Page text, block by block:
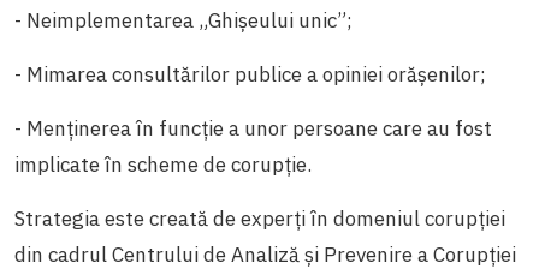
- Neimplementarea „Ghișeului unic”;
- Mimarea consultărilor publice a opiniei orășenilor;
- Menținerea în funcție a unor persoane care au fost
implicate în scheme de corupție.
Strategia este creată de experți în domeniul corupției
din cadrul Centrului de Analiză și Prevenire a Corupției